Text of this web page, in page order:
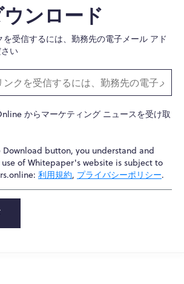
ンロード
を受信するには、勤務先の電子メール アド
い
からマーケティング ニュースを受け取
button, you understand and
of Whitepaper's website is subject to
利用規約, プライバシーポリシー.